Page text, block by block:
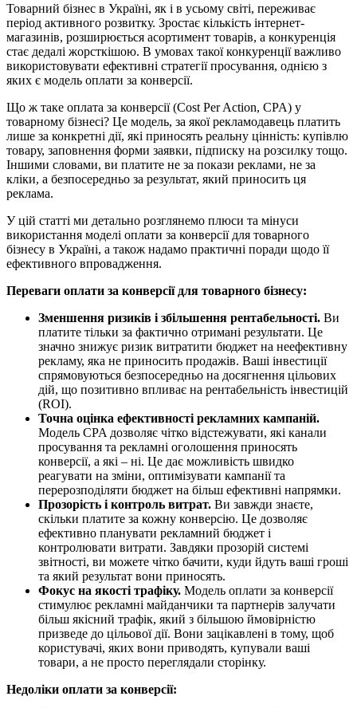
Товарний бізнес в Україні, як і в усьому світі, переживає
період активного розвитку. Зростає кількість інтернет-
магазинів, розширюється асортимент товарів, а конкуренція
стає дедалі жорсткішою. В умовах такої конкуренції важливо
використовувати ефективні стратегії просування, однією з
яких є модель оплати за конверсії.
Що ж таке оплата за конверсії (Cost Per Action, CPA) у
товарному бізнесі? Це модель, за якої рекламодавець платить
лише за конкретні дії, які приносять реальну цінність: купівлю
товару, заповнення форми заявки, підписку на розсилку тощо.
Іншими словами, ви платите не за покази реклами, не за
кліки, а безпосередньо за результат, який приносить ця
реклама.
У цій статті ми детально розглянемо плюси та мінуси
використання моделі оплати за конверсії для товарного
бізнесу в Україні, а також надамо практичні поради щодо її
ефективного впровадження.
Переваги оплати за конверсії для товарного бізнесу:
Зменшення ризиків і збільшення рентабельності. Ви
платите тільки за фактично отримані результати. Це
значно знижує ризик витратити бюджет на неефективну
рекламу, яка не приносить продажів. Ваші інвестиції
спрямовуються безпосередньо на досягнення цільових
дій, що позитивно впливає на рентабельність інвестицій
(ROI).
Точна оцінка ефективності рекламних кампаній.
Модель CPA дозволяє чітко відстежувати, які канали
просування та рекламні оголошення приносять
конверсії, а які – ні. Це дає можливість швидко
реагувати на зміни, оптимізувати кампанії та
перерозподіляти бюджет на більш ефективні напрямки.
Прозорість і контроль витрат. Ви завжди знаєте,
скільки платите за кожну конверсію. Це дозволяє
ефективно планувати рекламний бюджет і
контролювати витрати. Завдяки прозорій системі
звітності, ви можете чітко бачити, куди йдуть ваші гроші
та який результат вони приносять.
Фокус на якості трафіку. Модель оплати за конверсії
стимулює рекламні майданчики та партнерів залучати
більш якісний трафік, який з більшою ймовірністю
призведе до цільової дії. Вони зацікавлені в тому, щоб
користувачі, яких вони приводять, купували ваші
товари, а не просто переглядали сторінку.
Недоліки оплати за конверсії: